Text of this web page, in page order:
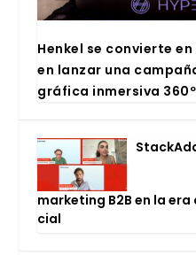
Hen­kel se con­vier­te
en lan­zar una
grá­fi­ca inmer­si­va
mar­ke­ting B2B en la
cial